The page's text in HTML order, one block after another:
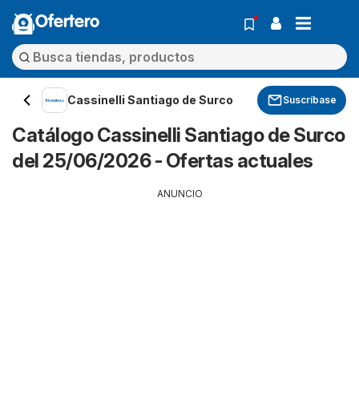
Ofertero
Cassinelli Santiago de Surco Suscríbase
Catálogo Cassinelli Santiago de Surco
del 25/06/2026 - Ofertas actuales
ANUNCIO